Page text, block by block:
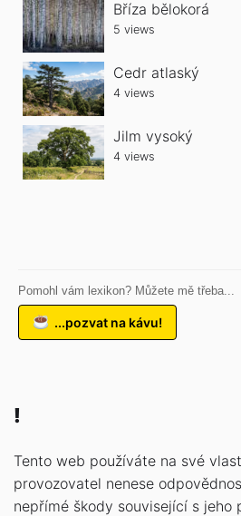
Bříza bělokorá
5 views
Cedr atlaský
4 views
Jilm vysoký
4 views
Pomohl vám lexikon? Můžete mě třeba...
...pozvat na kávu!
!
Tento web používáte na své
provozovatel nenese
nepřímé škody související s jeho